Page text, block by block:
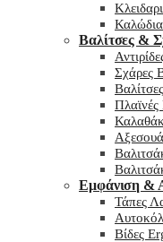
Καλώδια
Βαλίτσες &
Σχάρες
Βαλίτσες
Πλαϊνές
Εμφάνιση &
Τάπες
Βίδες